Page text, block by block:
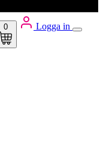
0 Logga in